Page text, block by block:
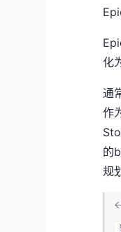
化
通
作
的
规